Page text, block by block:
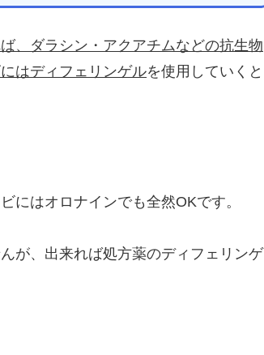
、ダラシン・アクアチムなどの抗生物
はディフェリンゲルを使用していくと
にはオロナインでも全然OKです。
が、出来れば処方薬のディフェリンゲ